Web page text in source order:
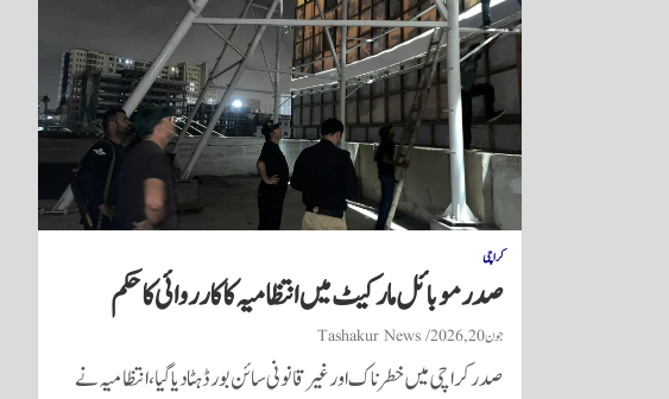
کراچی
صدر موبائل مارکیٹ میں انتظامیہ کا کارروائی کا حکم
جون 20, 2026 Tashakur News
صدر کراچی میں خطرناک اور غیر قانونی سائن بورڈ ہٹا دیا گیا، انتظامیہ نے